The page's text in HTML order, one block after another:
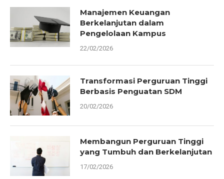
Manajemen Keuangan
Berkelanjutan dalam
Pengelolaan Kampus
22/02/2026
Transformasi Perguruan Tinggi
Berbasis Penguatan SDM
20/02/2026
Membangun Perguruan Tinggi
yang Tumbuh dan Berkelanjutan
17/02/2026